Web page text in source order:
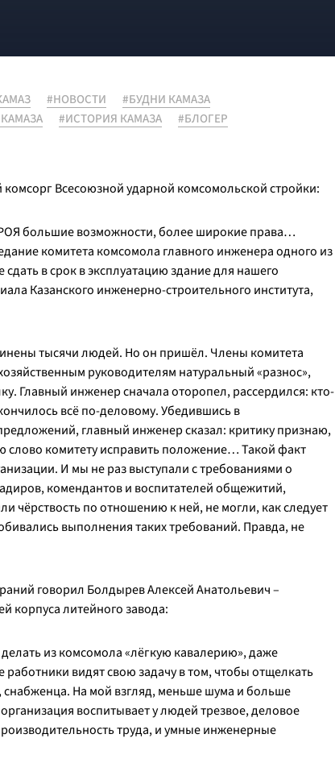
#НОВОСТИ
#БУДНИ КАМАЗА
#ИСТОРИЯ КАМАЗА
#БЛОГЕР
Всесоюзной ударной комсомольской стройки:
большие возможности, более широкие права…
комитета комсомола главного инженера одного из
сдать в срок в эксплуатацию здание для нашего
Казанского инженерно-строительного института,
тысячи людей. Но он пришёл. Члены комитета
руководителям натуральный «разнос»,
Главный инженер сначала оторопел, рассердился: кто-
всё по-деловому. Убедившись в
главный инженер сказал: критику признаю,
комитету исправить положение… Такой факт
И мы не раз выступали с требованиями о
комендантов и воспитателей общежитий,
чёрствость по отношению к ней, не могли, как следует
выполнения таких требований. Правда, не
говорил Болдырев Алексей Анатольевич –
корпуса литейного завода:
из комсомола «лёгкую кавалерию», даже
видят свою задачу в том, чтобы отщелкать
снабженца. На мой взгляд, меньше шума и больше
воспитывает у людей трезвое, деловое
труда, и умные инженерные